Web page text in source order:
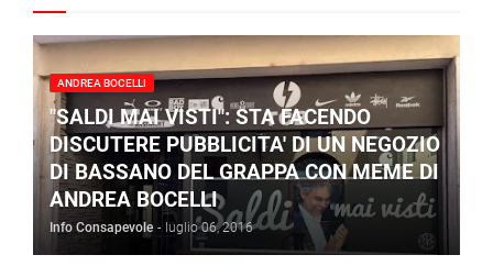
ANDREA BOCELLI
"SALDI MAI VISTI": STA FACENDO
DISCUTERE PUBBLICITA' DI UN NEGOZIO
DI BASSANO DEL GRAPPA CON MEME DI
ANDREA BOCELLI
Info Consapevole - luglio 06, 2016